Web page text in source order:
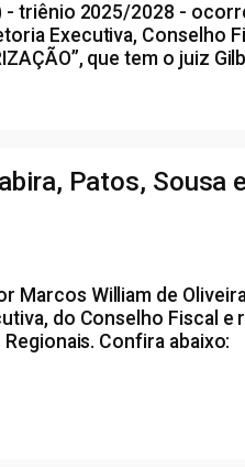
- triênio 2025/2028 -
Executiva, Conselho
que tem o juiz
Patos, Sousa
Marcos William de
do Conselho Fiscal e
Confira abaixo: